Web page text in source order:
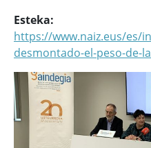
Esteka
https://www.naiz.eus/es/
desmontado-el-peso-de-